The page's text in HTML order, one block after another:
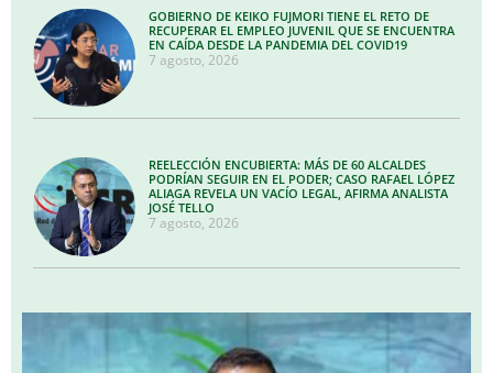
GOBIERNO DE KEIKO FUJMORI TIENE EL RETO DE
RECUPERAR EL EMPLEO JUVENIL QUE SE ENCUENTRA
EN CAÍDA DESDE LA PANDEMIA DEL COVID19
7 agosto, 2026
REELECCIÓN ENCUBIERTA: MÁS DE 60 ALCALDES
PODRÍAN SEGUIR EN EL PODER; CASO RAFAEL LÓPEZ
ALIAGA REVELA UN VACÍO LEGAL, AFIRMA ANALISTA
JOSÉ TELLO
7 agosto, 2026